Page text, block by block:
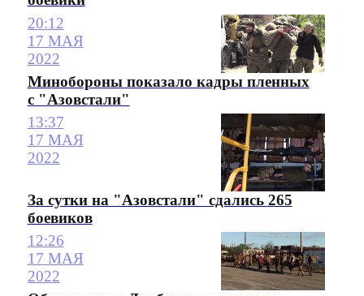
20:12
17 МАЯ
2022
Минобороны показало кадры пленных
с "Азовстали"
13:37
17 МАЯ
2022
За сутки на "Азовстали" сдались 265
боевиков
12:26
17 МАЯ
2022